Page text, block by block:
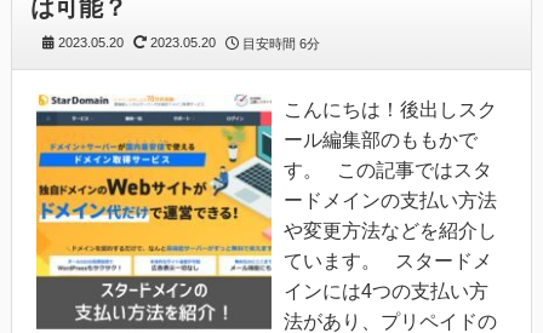
は可能？
2023.05.20 2023.05.20 目安時間 6分
こんにちは！後出しスク
ール編集部のももかで
す。 この記事ではスタ
ードメインの支払い方法
や変更方法などを紹介し
ています。 スタードメ
インには4つの支払い方
法があり、プリペイドの